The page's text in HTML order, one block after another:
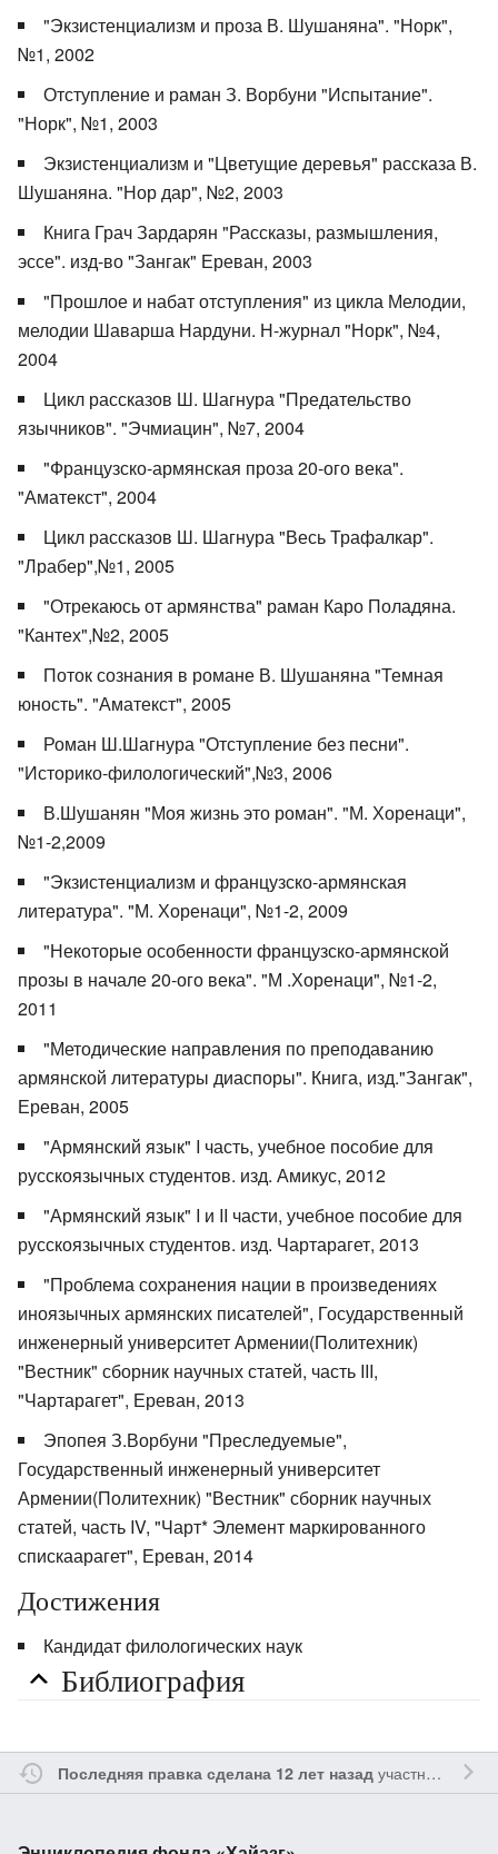
"Экзистенциализм и проза В. Шушаняна". "Норк",
№1, 2002
Отступление и раман З. Ворбуни "Испытание".
"Норк", №1, 2003
Экзистенциализм и "Цветущие деревья" рассказа В.
Шушаняна. "Нор дар", №2, 2003
Книга Грач Зардарян "Рассказы, размышления,
эссе". изд-во "Зангак" Ереван, 2003
"Прошлое и набат отступления" из цикла Мелодии,
мелодии Шаварша Нардуни. Н-журнал "Норк", №4,
2004
Цикл рассказов Ш. Шагнура "Предательство
язычников". "Эчмиацин", №7, 2004
"Французско-армянская проза 20-ого века".
"Аматекст", 2004
Цикл рассказов Ш. Шагнура "Весь Трафалкар".
"Лрабер",№1, 2005
"Отрекаюсь от армянства" раман Каро Поладяна.
"Кантех",№2, 2005
Поток сознания в романе В. Шушаняна "Темная
юность". "Аматекст", 2005
Роман Ш.Шагнура "Отступление без песни".
"Историко-филологический",№3, 2006
В.Шушанян "Моя жизнь это роман". "М. Хоренаци",
№1-2,2009
"Экзистенциализм и французско-армянская
литература". "М. Хоренаци", №1-2, 2009
"Некоторые особенности французско-армянской
прозы в начале 20-ого века". "М .Хоренаци", №1-2,
2011
"Методические направления по преподаванию
армянской литературы диаспоры". Книга, изд."Зангак",
Ереван, 2005
"Армянский язык" I часть, учебное пособие для
русскоязычных студентов. изд. Амикус, 2012
"Армянский язык" I и II части, учебное пособие для
русскоязычных студентов. изд. Чартарагет, 2013
"Проблема сохранения нации в произведениях
иноязычных армянских писателей", Государственный
инженерный университет Армении(Политехник)
"Вестник" сборник научных статей, часть III,
"Чартарагет", Ереван, 2013
Эпопея З.Ворбуни "Преследуемые",
Государственный инженерный университет
Армении(Политехник) "Вестник" сборник научных
статей, часть IV, "Чарт* Элемент маркированного
спискаарагет", Ереван, 2014
Достижения
Кандидат филологических наук
Библиография
Последняя правка сделана 12 лет назадучастником